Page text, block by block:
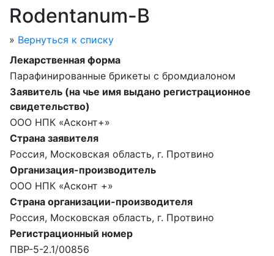
Rodentanum-B
» Вернуться к списку
Лекарственная форма
Парафинированные брикеты с бромдиалоном
Заявитель (на чье имя выдано регистрационное
свидетельство)
ООО НПК «Асконт+»
Страна заявителя
Россия, Московская область, г. Протвино
Организация-производитель
ООО НПК «Асконт +»
Страна организации-производителя
Россия, Московская область, г. Протвино
Регистрационный номер
ПВР-5-2.1/00856